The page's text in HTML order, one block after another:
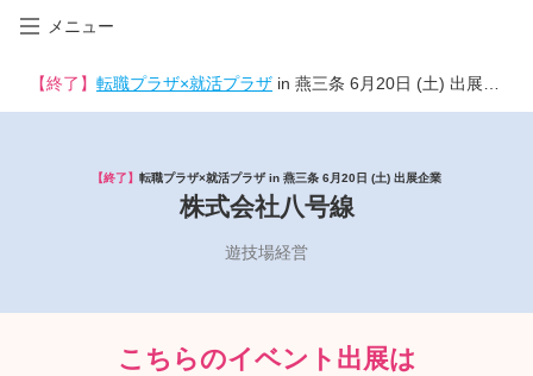
メニュー
【終了】 転職プラザ×就活プラザ in 燕三条 6月20日 (土) 出展企業
【終了】 転職プラザ×就活プラザ in 燕三条 6月20日 (土) 出展企業
株式会社八号線
遊技場経営
こちらのイベント出展は